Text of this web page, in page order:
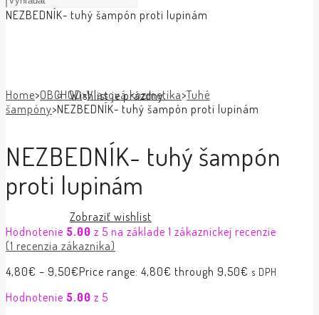
Wishlist je prázdny.
Zobraziť wishlist
NEZBEDNÍK- tuhý šampón proti lupinám
Home>OBCHOD>Vlasová kozmetika>Tuhé
šampóny>NEZBEDNÍK- tuhý šampón proti lupinám
NEZBEDNÍK- tuhý šampón
proti lupinám
Hodnotenie 5.00 z 5 na základe 1 zákazníckej recenzie
(1 recenzia zákazníka)
4,80€ – 9,50€Price range: 4,80€ through 9,50€ s DPH
Hodnotenie 5.00 z 5